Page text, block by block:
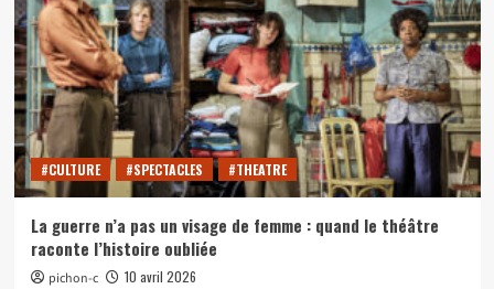
#CULTURE #SPECTACLES #THEATRE
La guerre n’a pas un visage de femme : quand le théâtre
raconte l’histoire oubliée
pichon-c 10 avril 2026